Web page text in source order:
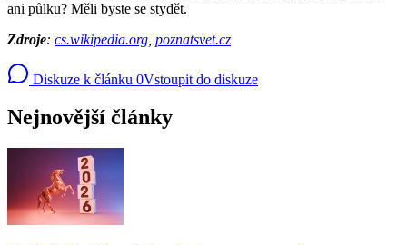
ani půlku? Měli byste se stydět.
Zdroje: cs.wikipedia.org poznatsvet.cz
Diskuze k článku 0Vstoupit do diskuze
Nejnovější články